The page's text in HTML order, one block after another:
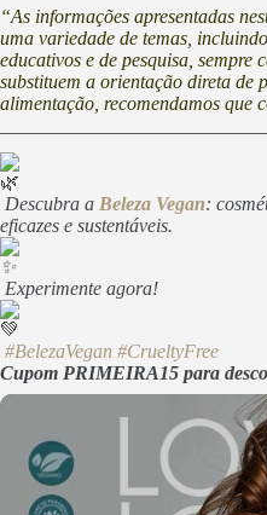
“As informações apresentadas
uma variedade de temas,
educativos e de pesquisa, sempre
substituem a orientação direta de
alimentação, recomendamos que
Descubra a Beleza Vegan:
eficazes e sustentáveis.
Experimente agora!
#BelezaVegan #CrueltyFree
Cupom PRIMEIRA15 para